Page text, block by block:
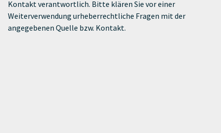
Kontakt verantwortlich. Bitte klären Sie vor einer
Weiterverwendung urheberrechtliche Fragen mit der
angegebenen Quelle bzw. Kontakt.